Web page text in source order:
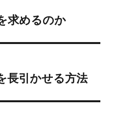
求めるのか
長引かせる方法